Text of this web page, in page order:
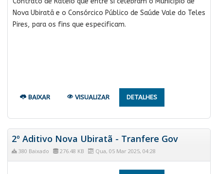
Nova Ubiratã e o Consórcico Público de Saúde Vale do Teles
Pires, para os fins que especificam.
BAIXAR VISUALIZAR DETALHES
2º Aditivo Nova Ubiratã - Tranfere Gov
380 Baixado 276.48 KB Qua, 05 Mar 2025, 04:28